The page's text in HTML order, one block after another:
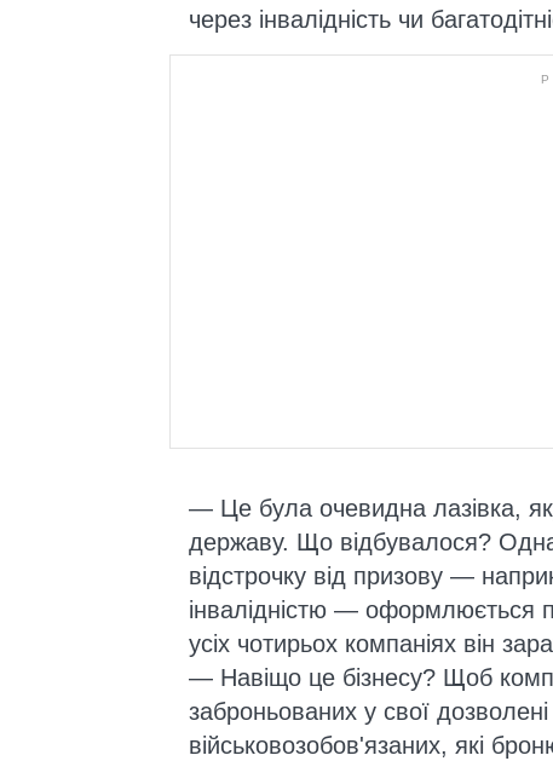
через інвалідність чи
— Це була очевидна лазівка,
державу. Що відбувалося?
відстрочку від призову —
інвалідністю — оформлюється
усіх чотирьох компаніях він
— Навіщо це бізнесу? Щоб
заброньованих у свої
військовозобов'язаних, які